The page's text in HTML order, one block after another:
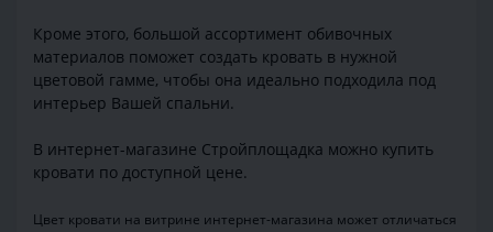
Кроме этого, большой ассортимент обивочных
материалов поможет создать кровать в нужной
цветовой гамме, чтобы она идеально подходила под
интерьер Вашей спальни.
В интернет-магазине Стройплощадка можно купить
кровати по доступной цене.
Цвет кровати на витрине интернет-магазина может отличаться